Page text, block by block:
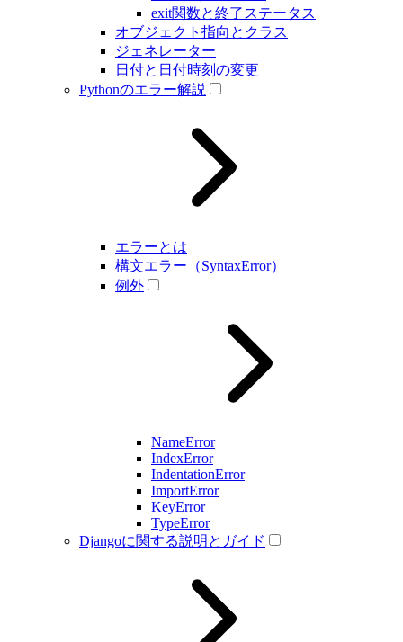
exit関数と終了ステータス
オブジェクト指向とクラス
ジェネレーター
日付と日付時刻の変更
Pythonのエラー解説
エラーとは
構文エラー（SyntaxError）
例外
NameError
IndexError
IndentationError
ImportError
KeyError
TypeError
Djangoに関する説明とガイド